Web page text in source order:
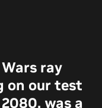
ray
on our test
was a